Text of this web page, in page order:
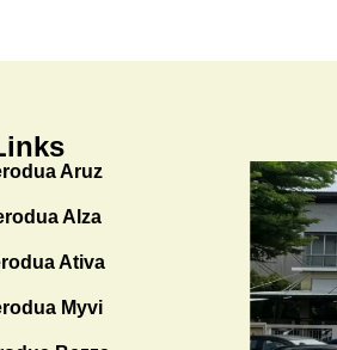
Aruz
Alza
Ativa
Myvi